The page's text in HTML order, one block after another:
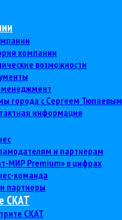
компании
возможности
города с Сергеем Тюпаевым
информация
и партнерам
МИР Premium» в цифрах
команда
партнеры
СКАТ
СКАТ